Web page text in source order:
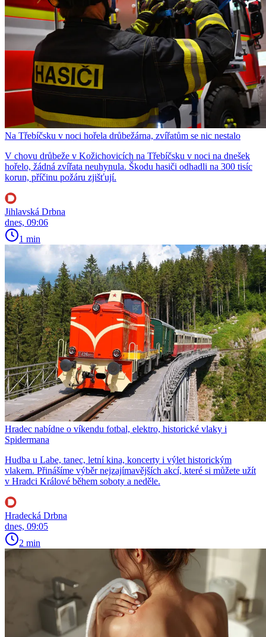
Na Třebíčsku v noci hořela drůbežárna, zvířatům se nic nestalo
V chovu drůbeže v Kožichovicích na Třebíčsku v noci na dnešek
hořelo, žádná zvířata neuhynula. Škodu hasiči odhadli na 300 tisíc
korun, příčinu požáru zjišťují.
Jihlavská Drbna
dnes, 09:06
1 min
Hradec nabídne o víkendu fotbal, elektro, historické vlaky i
Spidermana
Hudba u Labe, tanec, letní kina, koncerty i výlet historickým
vlakem. Přinášíme výběr nejzajímavějších akcí, které si můžete užít
v Hradci Králové během soboty a neděle.
Hradecká Drbna
dnes, 09:05
2 min